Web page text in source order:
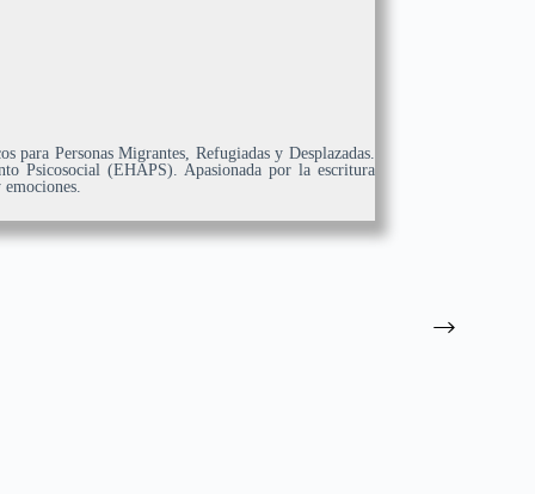
Personas Migrantes, Refugiadas y Desplazadas.
Psicosocial (EHAPS). Apasionada por la escritura